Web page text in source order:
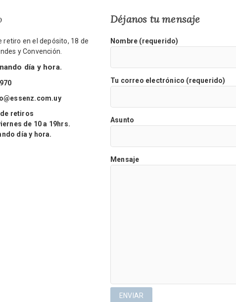
retiro en el depósito, 18 de
y Convención.
día y hora.
retiros
de 10 a 19hrs.
día y hora.
Déjanos tu mensaje
Nombre (requerido)
Tu correo electrónico (requerido)
Asunto
Mensaje